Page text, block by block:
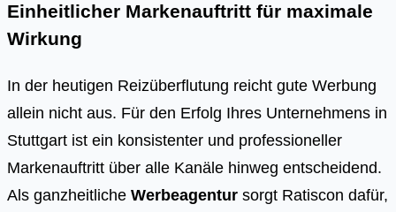
Einheitlicher Markenauftritt für maximale
Wirkung
In der heutigen Reizüberflutung reicht gute Werbung
allein nicht aus. Für den Erfolg Ihres Unternehmens in
Stuttgart ist ein konsistenter und professioneller
Markenauftritt über alle Kanäle hinweg entscheidend.
Als ganzheitliche Werbeagentur sorgt Ratiscon dafür,